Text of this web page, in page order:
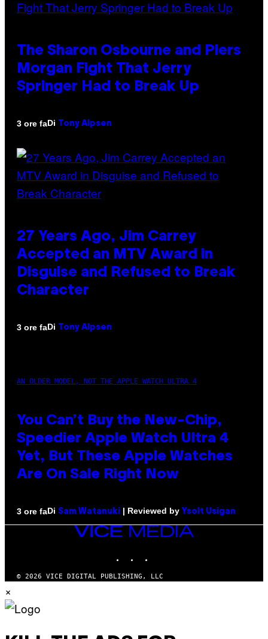
The Sharon Osbourne and Piers
Morgan Fight That Jerry
Springer Had to Break Up
3 ore faDi Tony Alpsen
27 Years Ago, Jim Carrey
Accepted an MTV Award in
Disguise and Refused to Break
Character
3 ore faDi Tony Alpsen
AN OLDER MODEL, NOT THE APPLE WATCH ULTRA 4
You Can’t Buy the New-Chip,
Speedier Apple Watch Ultra 4
Yet, But These Apple Watches
Are On Sale Right Now
3 ore faDi Sam Watanuki | Reviewed by Ysolt Usigan
VICE
© 2026 VICE DIGITAL PUBLISHING, LLC
×